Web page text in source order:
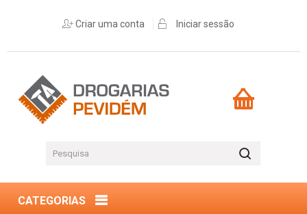
Criar uma conta Iniciar sessão
CATEGORIAS